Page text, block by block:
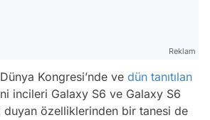
Reklam
Kongresi’nde ve dün tanıtılan
incileri Galaxy S6 ve Galaxy S6
duyan özelliklerinden bir tanesi de